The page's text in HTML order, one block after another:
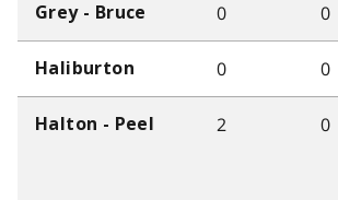
Grey - Bruce 0 0
Haliburton 0 0
Halton - Peel 2 0